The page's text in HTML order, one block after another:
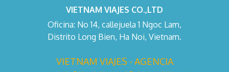
VIETNAM VIAJES CO.,LTD
Oficina: No 14, callejuela 1 Ngoc Lam,
Distrito Long Bien, Ha Noi, Vietnam.
VIETNAM VIAJES - AGENCIA